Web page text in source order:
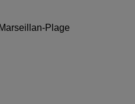
Plage